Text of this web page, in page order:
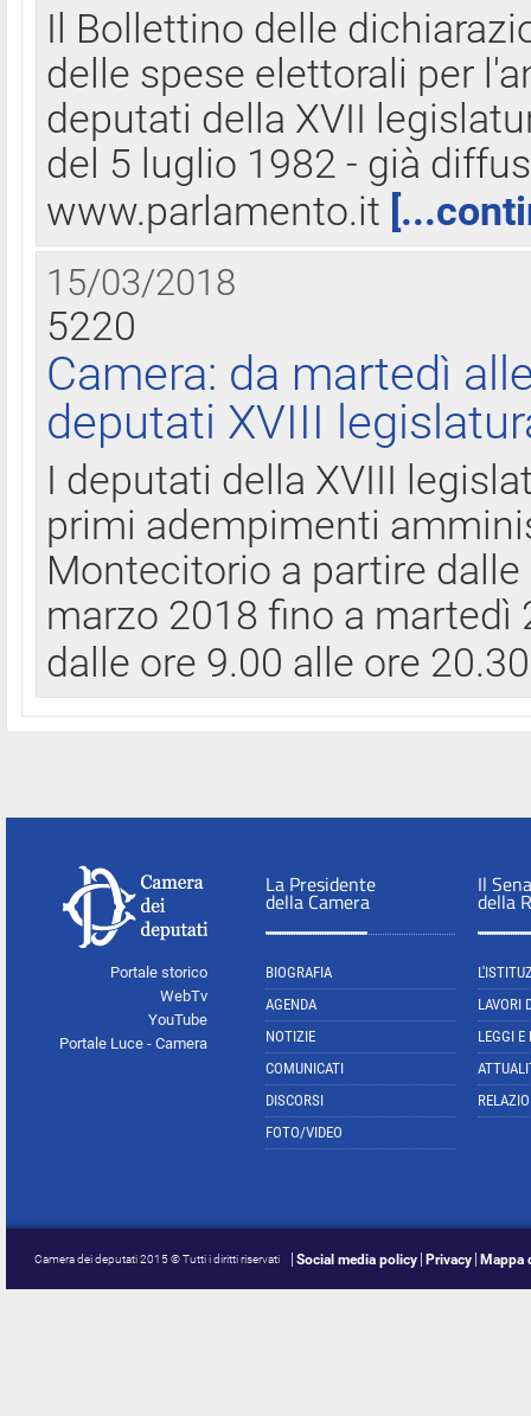
Il Bollettino delle
delle spese elettorali per
deputati della XVII
del 5 luglio 1982 - già
www.parlamento.it
15/03/2018
5220
Camera: da martedì
deputati XVIII
I deputati della XVIII
primi adempimenti
Montecitorio a partire
marzo 2018 fino a
dalle ore 9.00 alle ore
Portale storico
WebTv
YouTube
Portale Luce - Camera
La Presidente
della Camera
BIOGRAFIA
AGENDA
NOTIZIE
COMUNICATI
DISCORSI
FOTO/VIDEO
Il
della
LAVORI
LEGGI E
Camera dei deputati 2015 © Tutti i diritti riservati Social media policy Privacy Mappa